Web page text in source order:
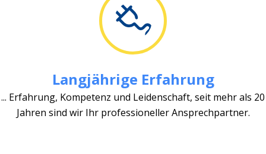
Langjährige Erfahrung
... Erfahrung, Kompetenz und Leidenschaft, seit mehr als 20
Jahren sind wir Ihr professioneller Ansprechpartner.